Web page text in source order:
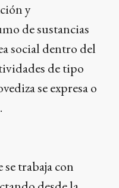
y
de sustancias
social dentro del
de tipo
se expresa o
trabaja con